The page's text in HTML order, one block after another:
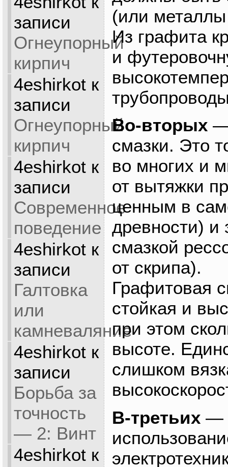
записи
Огнеупорный
кирпич
4eshirkotк
записи
Огнеупорный
кирпич
4eshirkotк
записи
Современное
поведение
4eshirkotк
записи
Галтовка
или
камневаляние
4eshirkotк
записи
Борьба за
точность
— 2: Винт
4eshirkotк
(или
Из графита
и
Во-вторых—
смазки. Это
во многих и
от вытяжки
ценным в
древности) и
смазкой
от скрипа).
Графитовая
стойкая и
при этом
высоте.
слишком
В-третьих—